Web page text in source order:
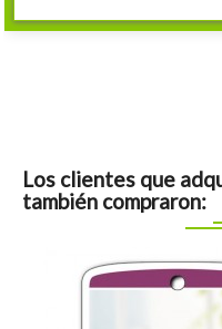
Los clientes que
también compraron: